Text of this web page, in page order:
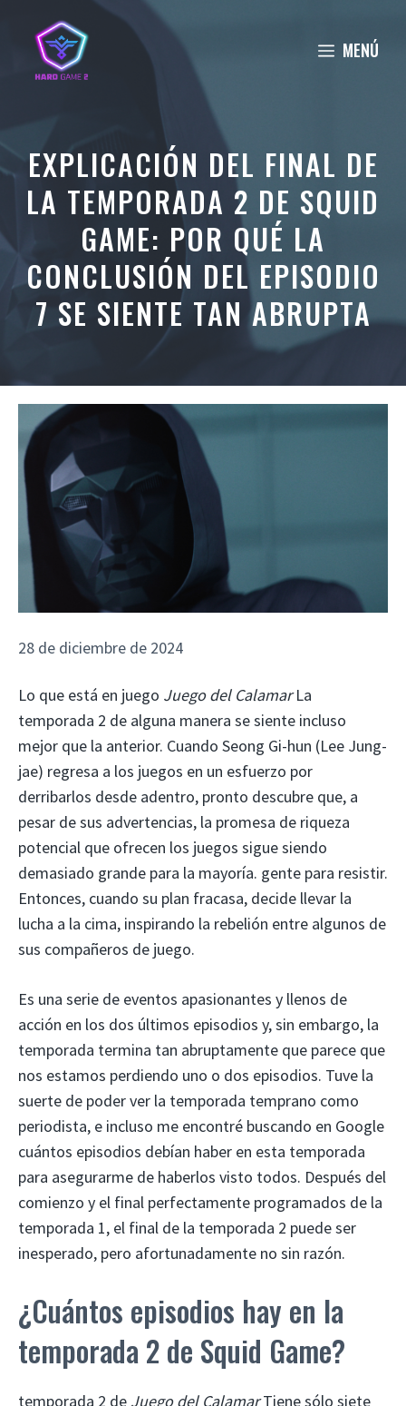
contenido
MENÚ
EXPLICACIÓN DEL FINAL DE
LA TEMPORADA 2 DE SQUID
GAME: POR QUÉ LA
CONCLUSIÓN DEL EPISODIO
7 SE SIENTE TAN ABRUPTA
28 de diciembre de 2024
Lo que está en juego Juego del CalamarLa
temporada 2 de alguna manera se siente incluso
mejor que la anterior. Cuando Seong Gi-hun (Lee Jung-
jae) regresa a los juegos en un esfuerzo por
derribarlos desde adentro, pronto descubre que, a
pesar de sus advertencias, la promesa de riqueza
potencial que ofrecen los juegos sigue siendo
demasiado grande para la mayoría. gente para resistir.
Entonces, cuando su plan fracasa, decide llevar la
lucha a la cima, inspirando la rebelión entre algunos de
sus compañeros de juego.
Es una serie de eventos apasionantes y llenos de
acción en los dos últimos episodios y, sin embargo, la
temporada termina tan abruptamente que parece que
nos estamos perdiendo uno o dos episodios. Tuve la
suerte de poder ver la temporada temprano como
periodista, e incluso me encontré buscando en Google
cuántos episodios debían haber en esta temporada
para asegurarme de haberlos visto todos. Después del
comienzo y el final perfectamente programados de la
temporada 1, el final de la temporada 2 puede ser
inesperado, pero afortunadamente no sin razón.
¿Cuántos episodios hay en la
temporada 2 de Squid Game?
temporada 2 de Juego del Calamar Tiene sólo siete